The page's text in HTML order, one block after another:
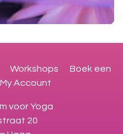
Workshops
Boek een
My Account
voor Yoga
20